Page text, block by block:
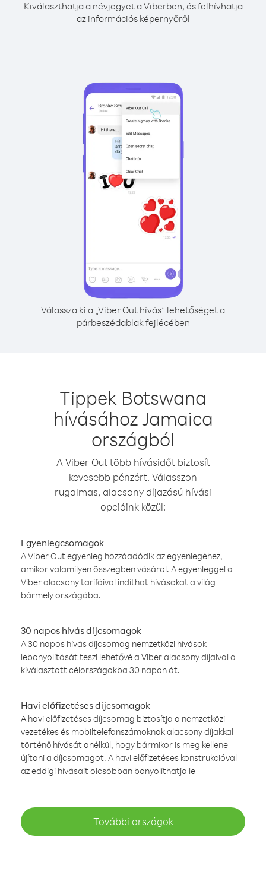
Kiválaszthatja a névjegyet a Viberben, és felhívhatja
az információs képernyőről
Válassza ki a „Viber Out hívás” lehetőséget a
párbeszédablak fejlécében
Tippek Botswana
hívásához Jamaica
országból
A Viber Out több hívásidőt biztosít
kevesebb pénzért. Válasszon
rugalmas, alacsony díjazású hívási
opcióink közül:
Egyenlegcsomagok
A Viber Out egyenleg hozzáadódik az egyenlegéhez,
amikor valamilyen összegben vásárol. A egyenleggel a
Viber alacsony tarifáival indíthat hívásokat a világ
bármely országába.
30 napos hívás díjcsomagok
A 30 napos hívás díjcsomag nemzetközi hívások
lebonyolítását teszi lehetővé a Viber alacsony díjaival a
kiválasztott célországokba 30 napon át.
Havi előfizetéses díjcsomagok
A havi előfizetéses díjcsomag biztosítja a nemzetközi
vezetékes és mobiltelefonszámoknak alacsony díjakkal
történő hívását anélkül, hogy bármikor is meg kellene
újítani a díjcsomagot. A havi előfizetéses konstrukcióval
az eddigi hívásait olcsóbban bonyolíthatja le
További országok